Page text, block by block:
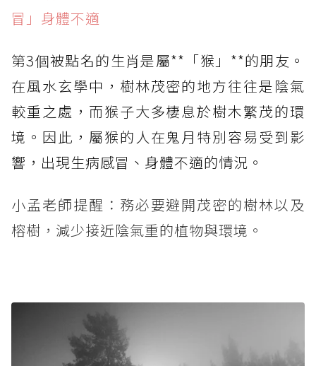
冒」身體不適
第3個被點名的生肖是屬**「猴」**的朋友。
在風水玄學中，樹林茂密的地方往往是陰氣
較重之處，而猴子大多棲息於樹木繁茂的環
境。因此，屬猴的人在鬼月特別容易受到影
響，出現生病感冒、身體不適的情況。
小孟老師提醒：務必要避開茂密的樹林以及
榕樹，減少接近陰氣重的植物與環境。